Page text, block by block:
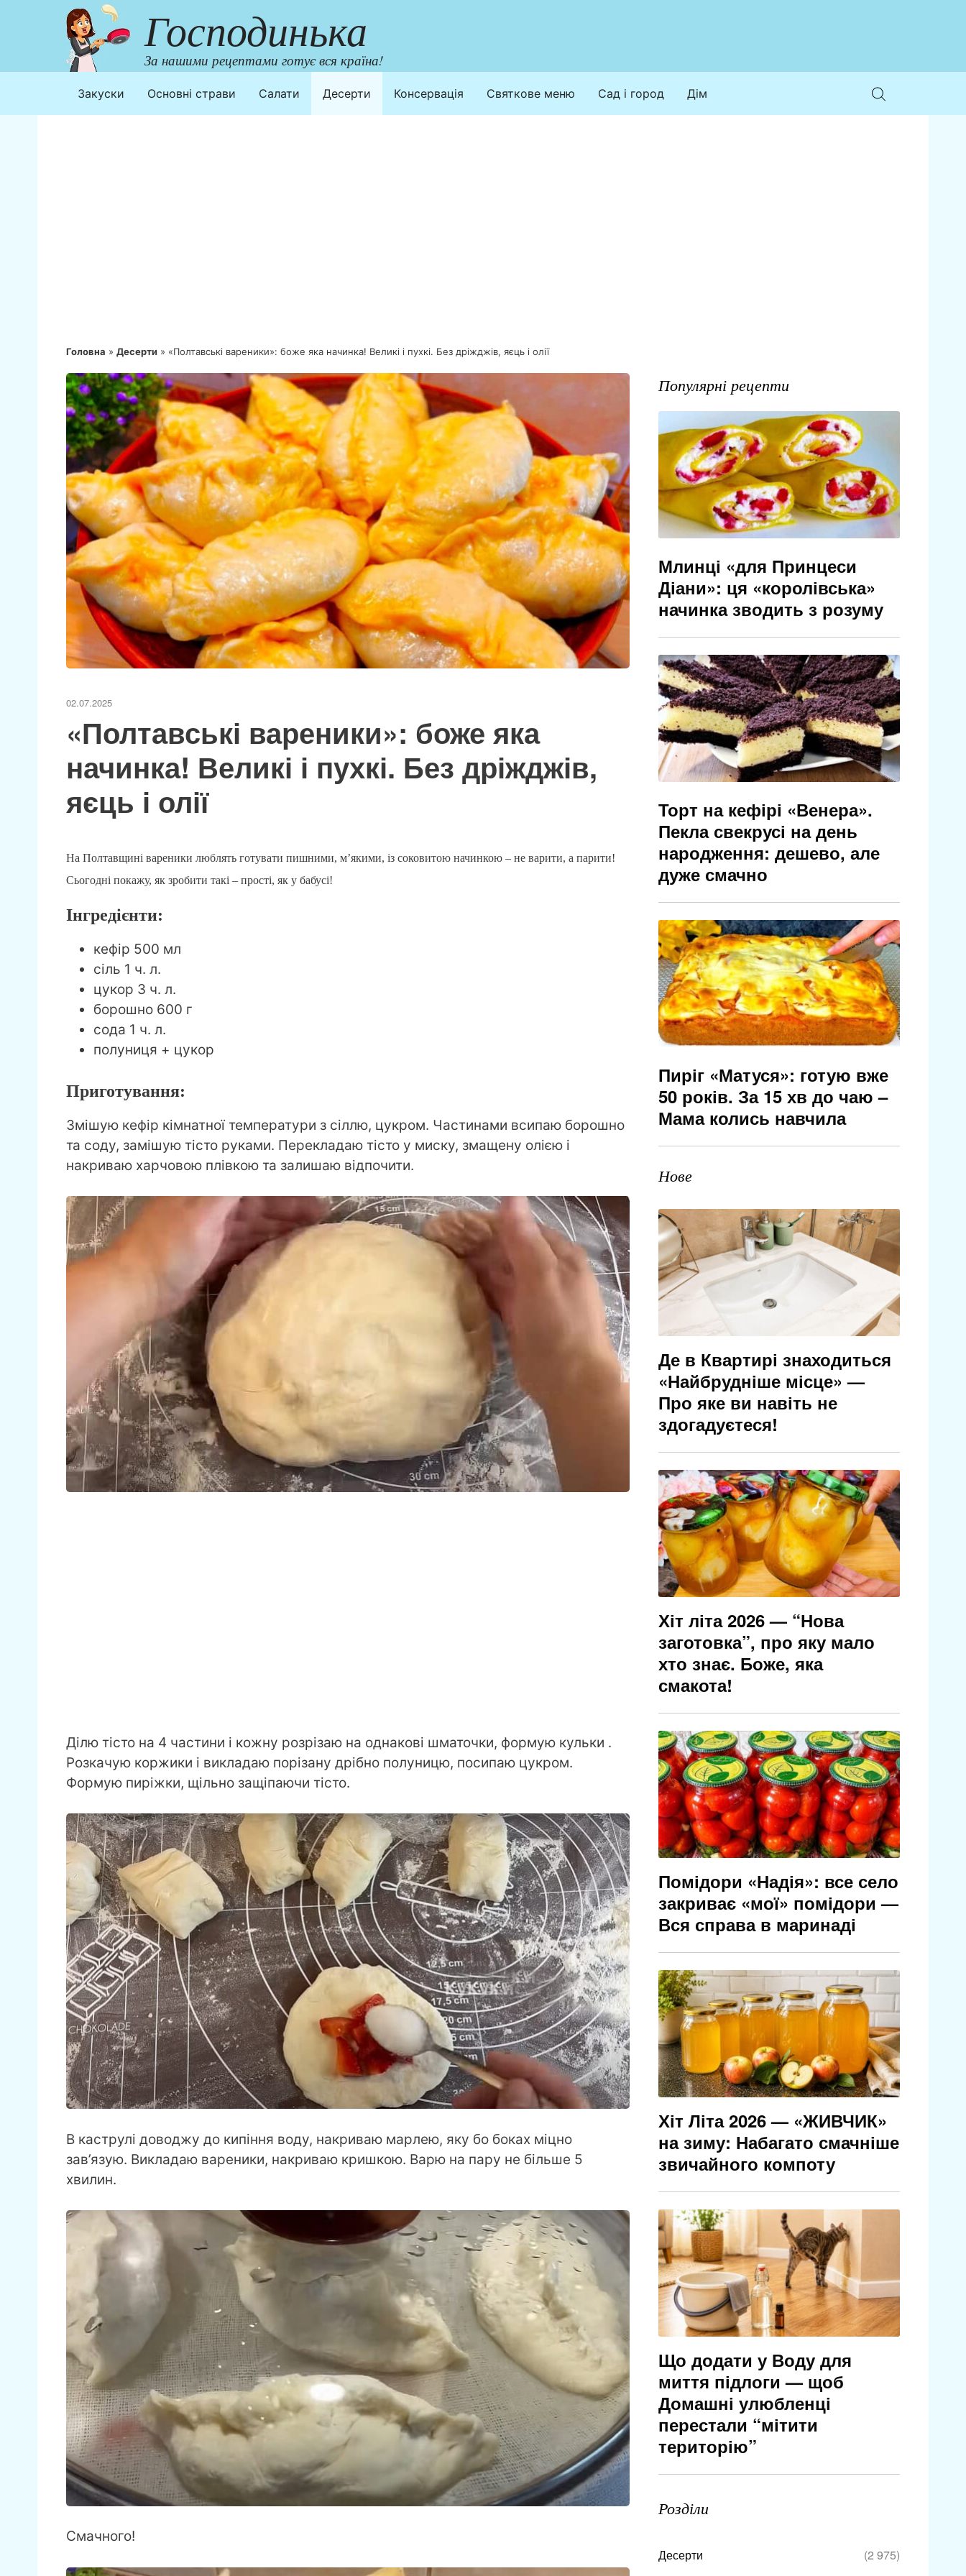
Господинька
За нашими рецептами готує вся країна!
Закуски Основні страви Салати Десерти Консервація Святкове меню Сад і город Дім
Головна » Десерти » «Полтавські вареники»: боже яка начинка! Великі і пухкі. Без дріжджів, яєць і олії
02.07.2025
«Полтавські вареники»: боже яка
начинка! Великі і пухкі. Без дріжджів,
яєць і олії
На Полтавщині вареники люблять готувати пишними, м’якими, із соковитою начинкою – не варити, а парити!
Сьогодні покажу, як зробити такі – прості, як у бабусі!
Інгредієнти:
кефір 500 мл
сіль 1 ч. л.
цукор 3 ч. л.
борошно 600 г
сода 1 ч. л.
полуниця + цукор
Приготування:
Змішую кефір кімнатної температури з сіллю, цукром. Частинами всипаю борошно
та соду, замішую тісто руками. Перекладаю тісто у миску, змащену олією і
накриваю харчовою плівкою та залишаю відпочити.
Ділю тісто на 4 частини і кожну розрізаю на однакові шматочки, формую кульки .
Розкачую коржики і викладаю порізану дрібно полуницю, посипаю цукром.
Формую пиріжки, щільно защіпаючи тісто.
В каструлі доводжу до кипіння воду, накриваю марлею, яку бо боках міцно
зав’язую. Викладаю вареники, накриваю кришкою. Варю на пару не більше 5
хвилин.
Смачного!
Популярні рецепти
Млинці «для Принцеси
Діани»: ця «королівська»
начинка зводить з розуму
Торт на кефірі «Венера».
Пекла свекрусі на день
народження: дешево, але
дуже смачно
Пиріг «Матуся»: готую вже
50 років. За 15 хв до чаю –
Мама колись навчила
Нове
Де в Квартирі знаходиться
«Найбрудніше місце» —
Про яке ви навіть не
здогадуєтеся!
Хіт літа 2026 — “Нова
заготовка”, про яку мало
хто знає. Боже, яка
смакота!
Помідори «Надія»: все село
закриває «мої» помідори —
Вся справа в маринаді
Хіт Літа 2026 — «ЖИВЧИК»
на зиму: Набагато смачніше
звичайного компоту
Що додати у Воду для
миття підлоги — щоб
Домашні улюбленці
перестали “мітити
територію”
Розділи
Десерти
(2 975)